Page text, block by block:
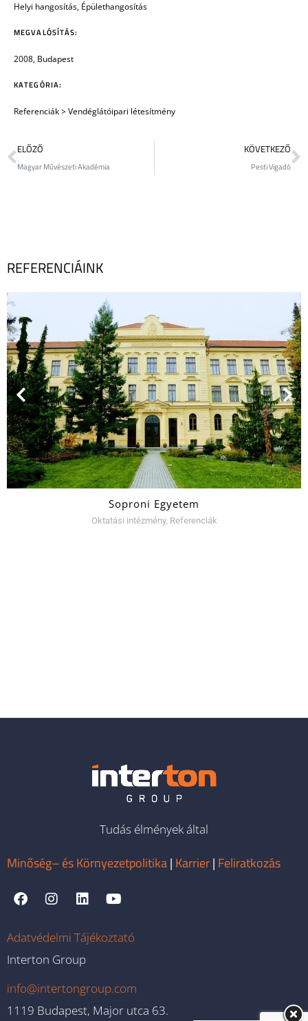
Helyi hangosítás, Épülethangosítás
MEGVALÓSÍTÁS:
2008, Budapest
KATEGÓRIA:
Referenciák>Vendéglátóipari létesítmény
ELŐZŐ
Magyar Művészeti Akadémia
KÖVETKEZŐ
Pesti Vigadó
REFERENCIÁINK
Soproni Egyetem
Oktatási intézmény, Referenciák
Tudás élmények által
Minőség– és Környezetpolitika| Karrier| Feliratkozás
Adatvédelmi Tájékoztató
Interton Group
info@intertongroup.com
1119 Budapest, Major utca 63.